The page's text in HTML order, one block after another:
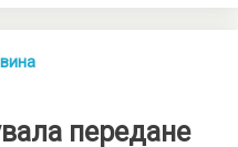
передане